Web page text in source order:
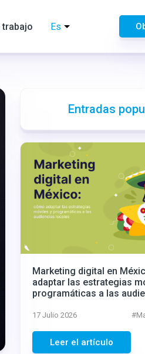
trabajo Es
Entradas
Marketing digital en
adaptar las estrategias
programáticas a las
17 Julio 2026 #
Leer el artículo